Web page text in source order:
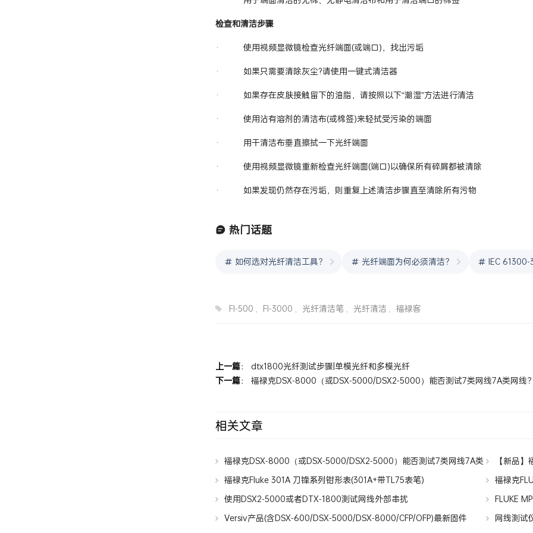
检查和清洁步骤
· 使用视频显微镜检查光纤端面(或端口)，找出污垢
· 如果只需要清除灰尘?请使用一键式清洁器
· 如果存在皮肤接触留下的油脂，请按照以下“潮湿”方法进行清洁
· 使用沾有溶剂的清洁布(或棉签)来轻拭受污染的端面
· 用干清洁布垂直擦拭一下光纤端面
· 使用视频显微镜重新检查光纤端面(端口)以确保所有碎屑都被清除
· 如果发现仍然存在污垢，则重复上述清洁步骤直至清除所有污物
热门话题
如何选对光纤清洁工具？ 光纤端面为何必须清洁？ IEC
FI-500 , FI-3000 , 光纤清洁笔 , 光纤清洁 , 福禄客
上一篇： dtx1800光纤测试步骤|单模光纤和多模光纤
下一篇： 福禄克DSX-8000（或DSX-5000/DSX2-5000）能否测试7类网线7A类网线
相关文章
福禄克DSX-8000（或DSX-5000/DSX2-5000）能否测试7类网线7A类
网线？
【新品
福禄克Fluke 301A 刀锋系列钳形表(301A+带TL75表笔)
福禄克
使用DSX2-5000或者DTX-1800测试网线外部串扰
FLUKE
Versiv产品(含DSX-600/DSX-5000/DSX-8000/CFP/OFP)最新固件
网线测试